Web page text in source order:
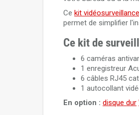
Ce kit vidéosurveillance
permet de simplifier
Ce kit de
6 caméras
1 enregistreur
6 câbles RJ45
1 autocollant
En option : disque dur